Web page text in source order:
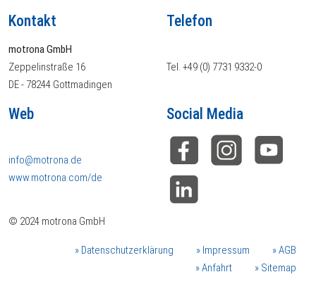
Kontakt
motrona GmbH
Zeppelinstraße 16
DE - 78244 Gottmadingen
Telefon
Tel. +49 (0) 7731 9332-0
Web
info@motrona.de
www.motrona.com/de
Social Media
© 2024 motrona GmbH
Datenschutzerklärung Impressum
AGB
Anfahrt
Sitemap